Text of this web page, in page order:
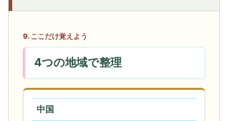
9. ここだけ覚えよう
4つの地域で整理
中国